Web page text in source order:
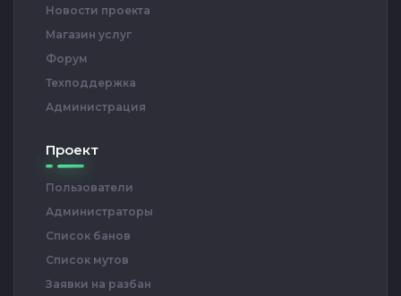
Новости проекта
Магазин услуг
Форум
Техподдержка
Администрация
Проект
Пользователи
Администраторы
Список банов
Список мутов
Заявки на разбан